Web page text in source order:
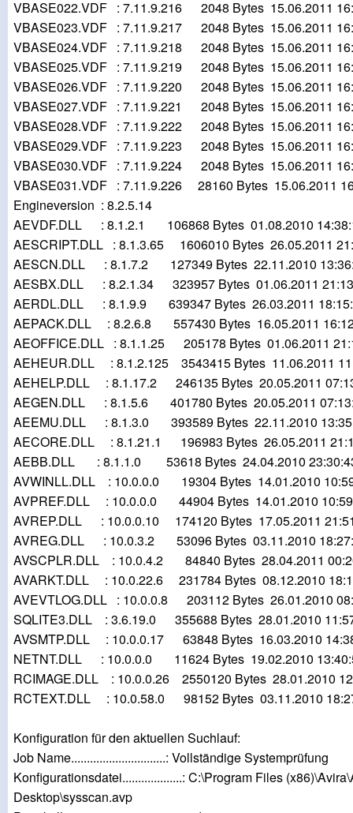
VBASE022.VDF : 7.11.9.216 2048 Bytes 15.06.2011
VBASE023.VDF : 7.11.9.217 2048 Bytes 15.06.2011
VBASE024.VDF : 7.11.9.218 2048 Bytes 15.06.2011
VBASE025.VDF : 7.11.9.219 2048 Bytes 15.06.2011
VBASE026.VDF : 7.11.9.220 2048 Bytes 15.06.2011
VBASE027.VDF : 7.11.9.221 2048 Bytes 15.06.2011
VBASE028.VDF : 7.11.9.222 2048 Bytes 15.06.2011
VBASE029.VDF : 7.11.9.223 2048 Bytes 15.06.2011
VBASE030.VDF : 7.11.9.224 2048 Bytes 15.06.2011
VBASE031.VDF : 7.11.9.226 28160 Bytes 15.06.2011
Engineversion : 8.2.5.14
AEVDF.DLL : 8.1.2.1 106868 Bytes 01.08.2010
AESCRIPT.DLL : 8.1.3.65 1606010 Bytes 26.05.2011
AESCN.DLL : 8.1.7.2 127349 Bytes 22.11.2010
AESBX.DLL : 8.2.1.34 323957 Bytes 01.06.2011
AERDL.DLL : 8.1.9.9 639347 Bytes 26.03.2011
AEPACK.DLL : 8.2.6.8 557430 Bytes 16.05.2011
AEOFFICE.DLL : 8.1.1.25 205178 Bytes 01.06.2011
AEHEUR.DLL : 8.1.2.125 3543415 Bytes 11.06.2011
AEHELP.DLL : 8.1.17.2 246135 Bytes 20.05.2011
AEGEN.DLL : 8.1.5.6 401780 Bytes 20.05.2011
AEEMU.DLL : 8.1.3.0 393589 Bytes 22.11.2010
AECORE.DLL : 8.1.21.1 196983 Bytes 26.05.2011
AEBB.DLL : 8.1.1.0 53618 Bytes 24.04.2010
AVWINLL.DLL : 10.0.0.0 19304 Bytes 14.01.2010
AVPREF.DLL : 10.0.0.0 44904 Bytes 14.01.2010
AVREP.DLL : 10.0.0.10 174120 Bytes 17.05.2011
AVREG.DLL : 10.0.3.2 53096 Bytes 03.11.2010
AVSCPLR.DLL : 10.0.4.2 84840 Bytes 28.04.2011
AVARKT.DLL : 10.0.22.6 231784 Bytes 08.12.2010
AVEVTLOG.DLL : 10.0.0.8 203112 Bytes 26.01.2010
SQLITE3.DLL : 3.6.19.0 355688 Bytes 28.01.2010
AVSMTP.DLL : 10.0.0.17 63848 Bytes 16.03.2010
NETNT.DLL : 10.0.0.0 11624 Bytes 19.02.2010
RCIMAGE.DLL : 10.0.0.26 2550120 Bytes 28.01.2010
RCTEXT.DLL : 10.0.58.0 98152 Bytes 03.11.2010
Konfiguration für den aktuellen Suchlauf:
Job Name..............................: Vollständige Systemprüfung
Konfigurationsdatei...................: C:\Program Files
Desktop\sysscan.avp